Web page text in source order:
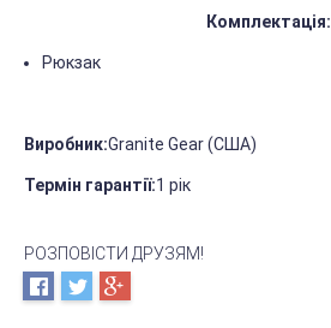
Комплектація:
Рюкзак
Виробник:Granite Gear (США)
Термін гарантії:1 рік
РОЗПОВІСТИ ДРУЗЯМ!